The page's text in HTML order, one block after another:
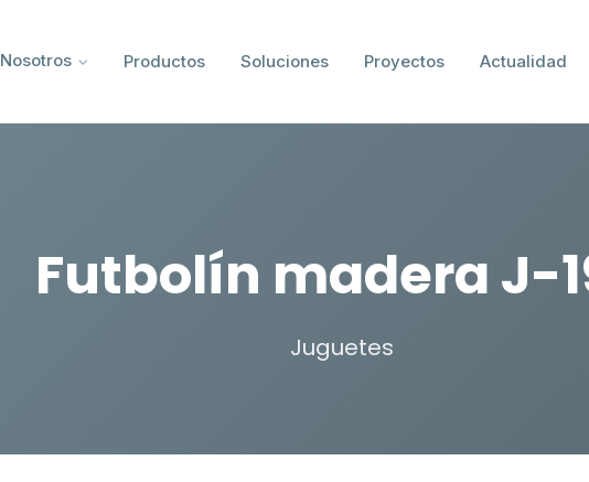
Nosotros Productos Soluciones Proyectos Actualidad
Futbolín madera J-
Juguetes